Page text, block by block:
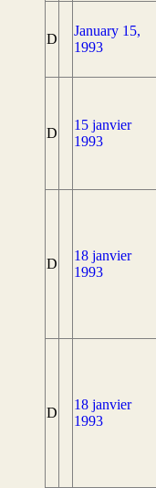
D
January 15,
1993
D
15 janvier
1993
D
18 janvier
1993
D
18 janvier
1993